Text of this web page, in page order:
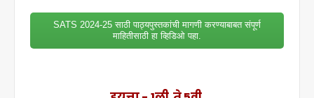
SATS 2024-25 साठी पाठ्यपुस्तकांची मागणी करण्याबाबत संपूर्ण
माहितीसाठी हा व्हिडिओ पहा.